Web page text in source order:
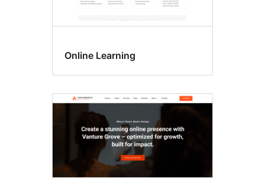
Online Learning